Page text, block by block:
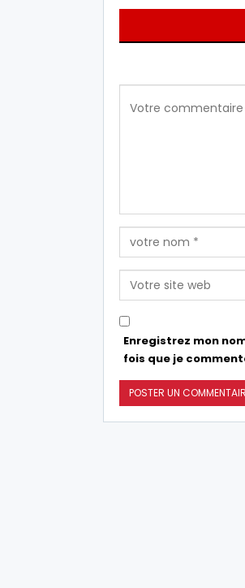
Enregistrez mon
fois que je